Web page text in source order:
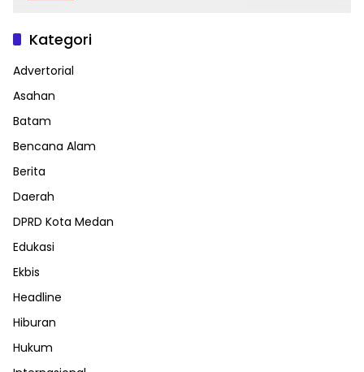
Kategori
Advertorial
Asahan
Batam
Bencana Alam
Berita
Daerah
DPRD Kota Medan
Edukasi
Ekbis
Headline
Hiburan
Hukum